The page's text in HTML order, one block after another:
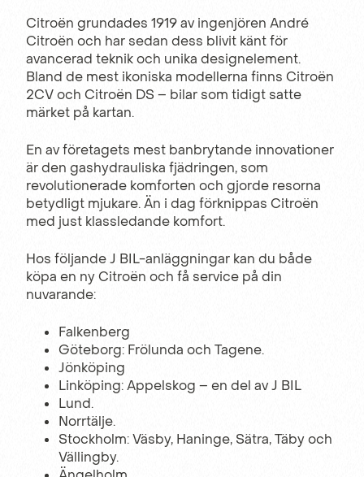
Citroën grundades 1919 av ingenjören André
Citroën och har sedan dess blivit känt för
avancerad teknik och unika designelement.
Bland de mest ikoniska modellerna finns Citroën
2CV och Citroën DS – bilar som tidigt satte
märket på kartan.
En av företagets mest banbrytande innovationer
är den gashydrauliska fjädringen, som
revolutionerade komforten och gjorde resorna
betydligt mjukare. Än i dag förknippas Citroën
med just klassledande komfort.
Hos följande J BIL-anläggningar kan du både
köpa en ny Citroën och få service på din
nuvarande:
Falkenberg
Göteborg: Frölunda och Tagene.
Jönköping
Linköping: Appelskog – en del av J BIL
Lund.
Norrtälje.
Stockholm: Väsby, Haninge, Sätra, Täby och
Vällingby.